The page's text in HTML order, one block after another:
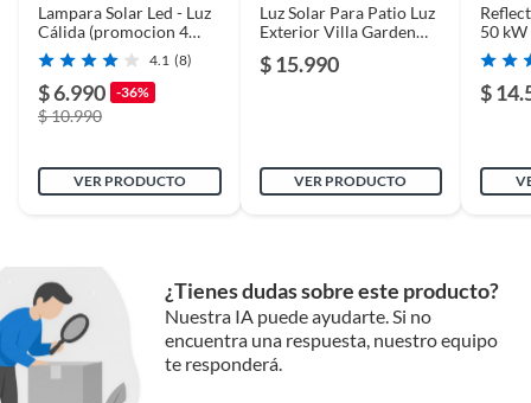
Lampara Solar Led - Luz
Cálida (promocion 4
Unidades)
4.1 (8)
$ 6.990 -36%
$ 10.990
VER PRODUCTO
Luz Solar Para Patio Luz
Exterior Villa Garden
$ 15.990
VER PRODUCTO
50 kW
Fría
$
¿Tienes dudas sobre este producto?
Nuestra IA puede ayudarte. Si no
encuentra una respuesta, nuestro equipo
te responderá.